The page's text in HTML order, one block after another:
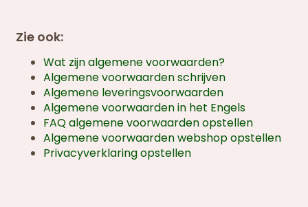
Zie ook:
Wat zijn algemene voorwaarden?
Algemene voorwaarden schrijven
Algemene leveringsvoorwaarden
Algemene voorwaarden in het Engels
FAQ algemene voorwaarden opstellen
Algemene voorwaarden webshop opstellen
Privacyverklaring opstellen